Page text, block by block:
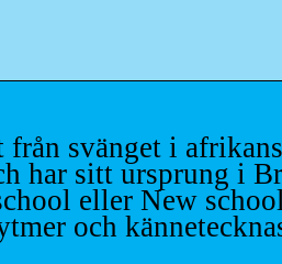
svänget i
har sitt ursprung i
eller New
och